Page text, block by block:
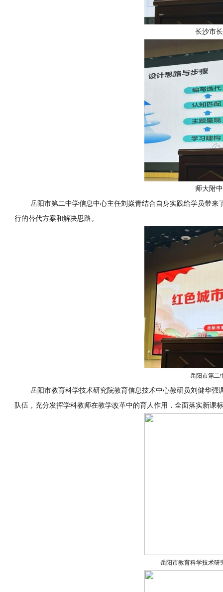
长沙市
师大附
岳阳市第二中学信息中心主任刘焱青结合自身实践给学员带来
行的替代方案和解决思路。
岳阳市第二
岳阳市教育科学技术研究院教育信息技术中心教研员刘健华强
队伍，充分发挥学科教师在教学改革中的育人作用，全面落实新课
岳阳市教育科学技术研